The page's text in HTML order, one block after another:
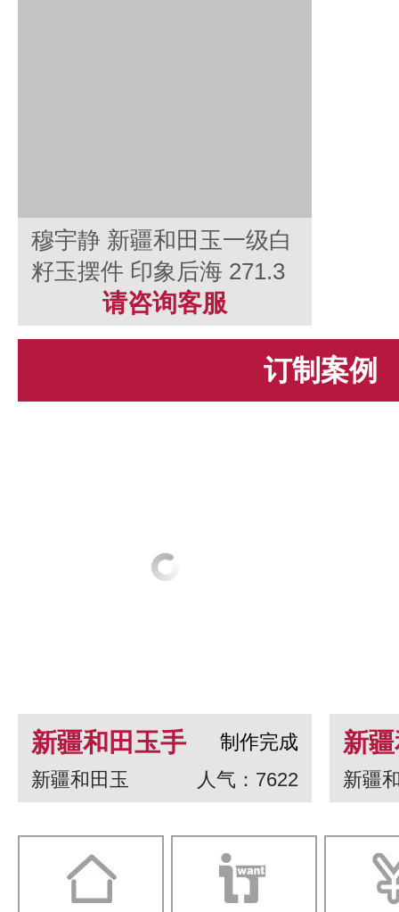
穆宇静 新疆和田玉一级白
籽玉摆件 印象后海 271.3
请咨询客服
订制案例
新疆和田玉手
串 龙生九子
制作完成
新疆和田玉
人气：7622
新
白
一
新疆